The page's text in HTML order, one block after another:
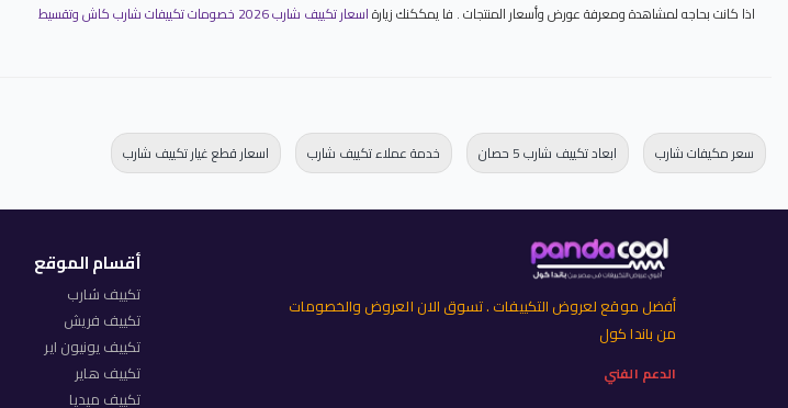
اذا كانت بحاجه لمشاهدة ومعرفة عورض وأسعار المنتجات . فا يمككنك زيارةاسعار تكييف شارب 2026 خصومات تكييفات شارب كاش وتقسيط
سعر مكيفات شارب ابعاد تكييف شارب 5 حصان خدمة عملاء تكييف شارب اسعار قطع غيار تكييف شارب
أفضل موقع لعروض التكييفات . تسوق الان العروض والخصومات
من باندا كول
الدعم الفني
أقسام الموقع
تكييف شارب
تكييف فريش
تكييف يونيون اير
تكييف هاير
تكييف ميديا